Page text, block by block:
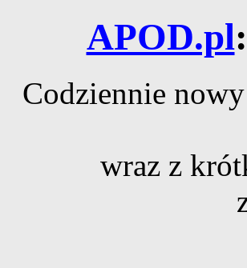
APOD.pl
Codziennie
wraz z